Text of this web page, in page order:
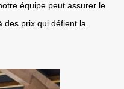
équipe peut assurer le
des prix qui défient la